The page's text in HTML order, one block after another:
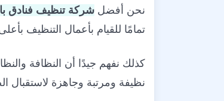
نحن أفضل شركة تنظيف فنادق
تمامًا للقيام بأعمال التنظيف
كذلك نفهم جيدًا أن النظافة
نظيفة ومرتبة وجاهزة